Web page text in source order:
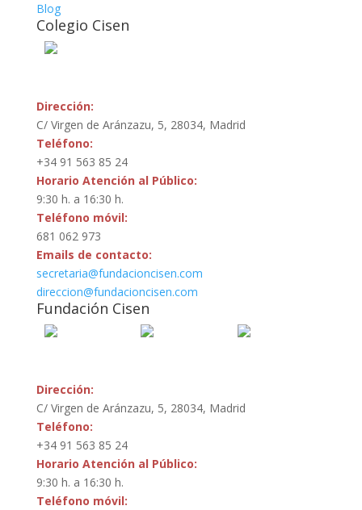
Blog
Colegio Cisen
Dirección:
C/ Virgen de Aránzazu, 5, 28034, Madrid
Teléfono:
+34 91 563 85 24
Horario Atención al Público:
9:30 h. a 16:30 h.
Teléfono móvil:
681 062 973
Emails de contacto:
secretaria@fundacioncisen.com
direccion@fundacioncisen.com
Fundación Cisen
Dirección:
C/ Virgen de Aránzazu, 5, 28034, Madrid
Teléfono:
+34 91 563 85 24
Horario Atención al Público:
9:30 h. a 16:30 h.
Teléfono móvil: